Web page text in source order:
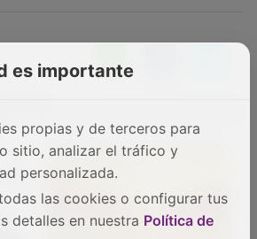
es importante
propias y de terceros para
sitio, analizar el tráfico y
personalizada.
las cookies o configurar tus
detalles en nuestra Política de